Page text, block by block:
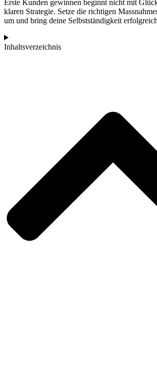
Erste Kunden gewinnen beginnt nicht mit
klaren Strategie. Setze die richtigen
um und bring deine Selbstständigkeit
Inhaltsverzeichnis